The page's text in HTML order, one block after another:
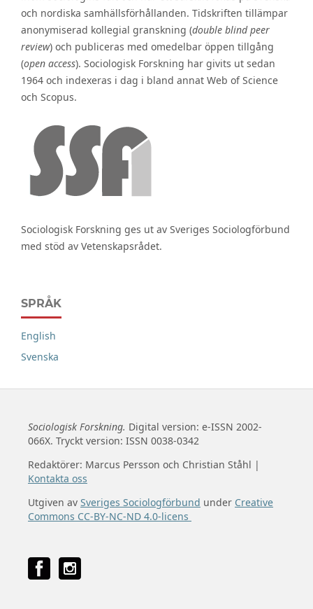
och nordiska samhällsförhållanden. Tidskriften tillämpar
anonymiserad kollegial granskning (double blind peer
review) och publiceras med omedelbar öppen tillgång
(open access). Sociologisk Forskning har givits ut sedan
1964 och indexeras i dag i bland annat Web of Science
och Scopus.
Sociologisk Forskning ges ut av Sveriges Sociologförbund
med stöd av Vetenskapsrådet.
SPRÅK
English
Svenska
Sociologisk Forskning. Digital version: e-ISSN 2002-
066X. Tryckt version: ISSN 0038-0342
Redaktörer: Marcus Persson och Christian Ståhl |
Kontakta oss
Utgiven av Sveriges Sociologförbund under Creative
Commons CC-BY-NC-ND 4.0-licens